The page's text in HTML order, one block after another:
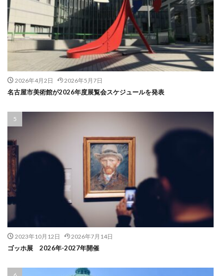
2026年4月2日 2026年5月7日
名古屋市美術館が2026年度展覧会スケジュールを発表
2023年10月12日 2026年7月14日
ゴッホ展 2026年-2027年開催